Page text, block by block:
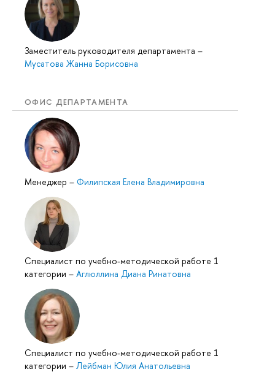
Заместитель руководителя департамента –
Мусатова Жанна Борисовна
ОФИС ДЕПАРТАМЕНТА
Менеджер – Филипская Елена Владимировна
Специалист по учебно-методической работе 1
категории – Аглюллина Диана Ринатовна
Специалист по учебно-методической работе 1
категории – Лейбман Юлия Анатольевна